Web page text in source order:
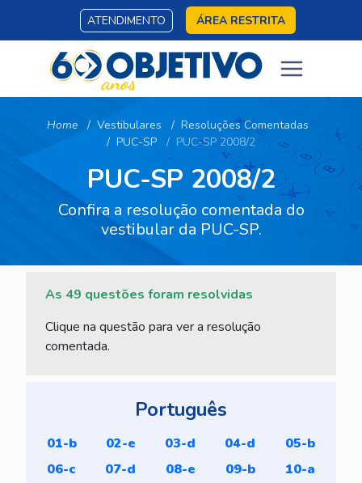
ATENDIMENTO ÁREA RESTRITA
Home Vestibulares
Resoluções Comentadas
PUC-SP
PUC-SP 2008/2
PUC-SP 2008/2
Confira a resolução comentada do
vestibular da PUC-SP.
As 49 questões foram resolvidas
Clique na questão para ver a resolução
comentada.
Português
01-b 02-e 03-d 04-d
05-b
06-c
07-d 08-e 09-b 10-a